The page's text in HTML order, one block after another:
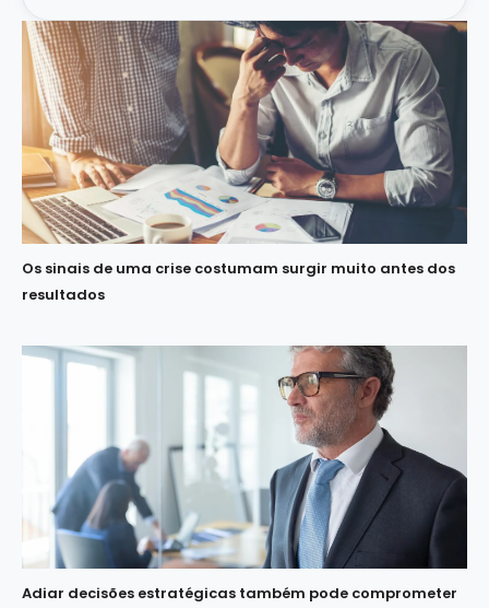
Os sinais de uma crise costumam surgir muito antes dos
resultados
Adiar decisões estratégicas também pode comprometer